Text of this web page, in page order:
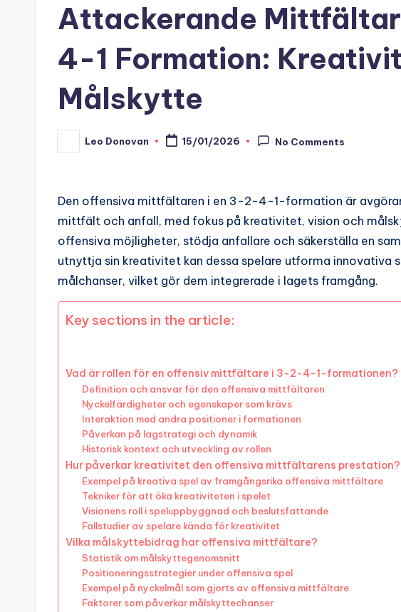
Attackerande
4-1 Formation:
Målskytte
Posted
by
Leo Donovan 15/01/2026 No Comments
Den offensiva mittfältaren i en 3-2-4-1-formation är
mittfält och anfall, med fokus på kreativitet, vision och
offensiva möjligheter, stödja anfallare och säkerställa en
utnyttja sin kreativitet kan dessa spelare utforma innovativa
målchanser, vilket gör dem integrerade i lagets framgång.
Key sections in the article:
Vad är rollen för en offensiv mittfältare i 3-2-4-1-formationen?
Definition och ansvar för den offensiva mittfältaren
Nyckelfärdigheter och egenskaper som krävs
Interaktion med andra positioner i formationen
Påverkan på lagstrategi och dynamik
Historisk kontext och utveckling av rollen
Hur påverkar kreativitet den offensiva mittfältarens prestation?
Exempel på kreativa spel av framgångsrika offensiva mittfältare
Tekniker för att öka kreativiteten i spelet
Visionens roll i speluppbyggnad och beslutsfattande
Fallstudier av spelare kända för kreativitet
Vilka målskyttebidrag har offensiva mittfältare?
Statistik om målskyttegenomsnitt
Positioneringsstrategier under offensiva spel
Exempel på nyckelmål som gjorts av offensiva mittfältare
Faktorer som påverkar målskyttechanser